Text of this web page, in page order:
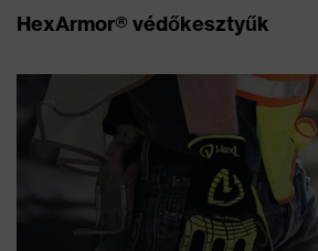
HexArmor® védőkesztyűk